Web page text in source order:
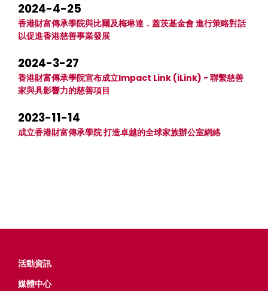
2024-4-25
香港財富傳承學院與比爾及梅琳達．蓋茨基金會 進行策略對話
以促進香港慈善事業發展
2024-3-27
香港財富傳承學院宣布成立Impact Link (iLink) - 聯繫慈善
家與具影響力的慈善項目
2023-11-14
成立香港財富傳承學院 打造卓越的全球家族辦公室網絡
活動資​​訊
媒體中心